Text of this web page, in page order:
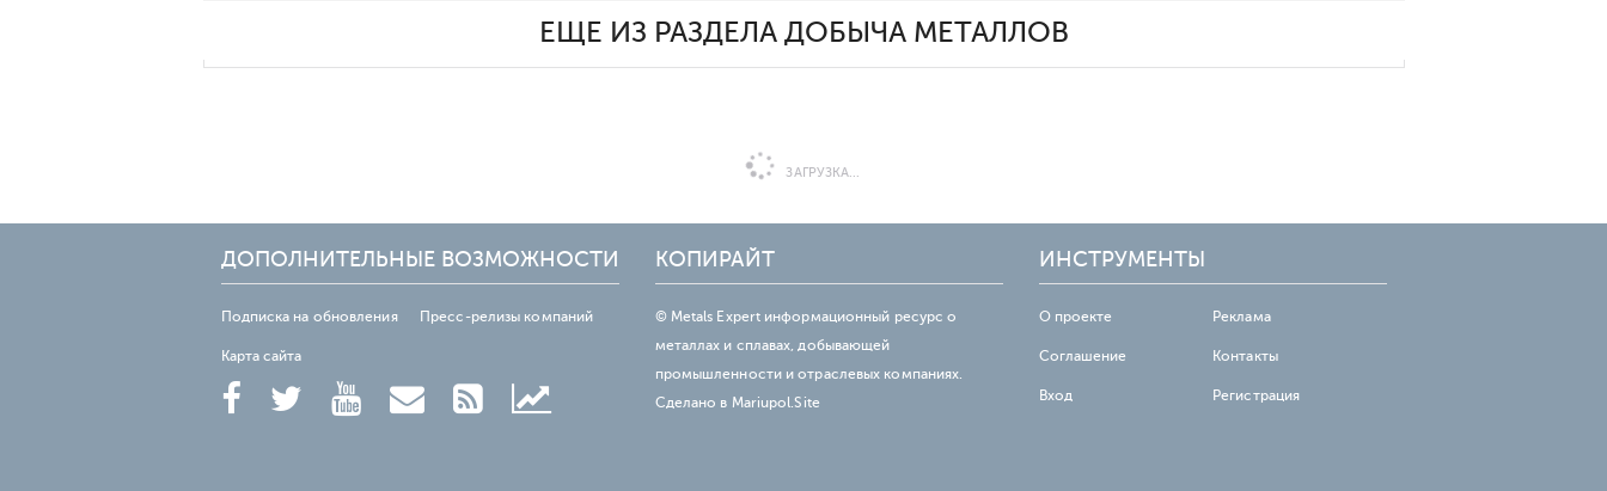
ЕЩЕ ИЗ РАЗДЕЛА ДОБЫЧА МЕТАЛЛОВ
ЗАГРУЗКА...
ДОПОЛНИТЕЛЬНЫЕ ВОЗМОЖНОСТИ
Подписка на обновления Пресс-релизы компаний
Карта сайта
КОПИРАЙТ
© Metals Expert информационный ресурс о
металлах и сплавах, добывающей
промышленности и отраслевых компаниях.
Сделано в Mariupol.Site
ИНСТРУМЕНТЫ
О проекте Реклама
Соглашение Контакты
Вход Регистрация